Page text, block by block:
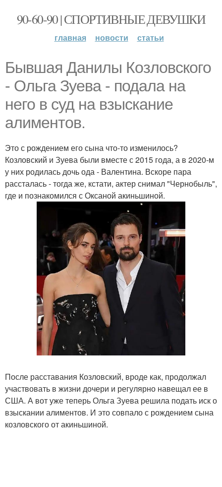
90-60-90 | СПОРТИВНЫЕ ДЕВУШКИ
главная новости статьи
Бывшая Данилы Козловского
- Ольга Зуева - подала на
него в суд на взыскание
алиментов.
Это с рождением его сына что-то изменилось?
Козловский и Зуева были вместе с 2015 года, а в 2020-м
у них родилась дочь ода - Валентина. Вскоре пара
рассталась - тогда же, кстати, актер снимал "Чернобыль",
где и познакомился с Оксаной акиньшиной.
После расставания Козловский, вроде как, продолжал
участвовать в жизни дочери и регулярно навещал ее в
США. А вот уже теперь Ольга Зуева решила подать иск о
взыскании алиментов. И это совпало с рождением сына
козловского от акиньшиной.